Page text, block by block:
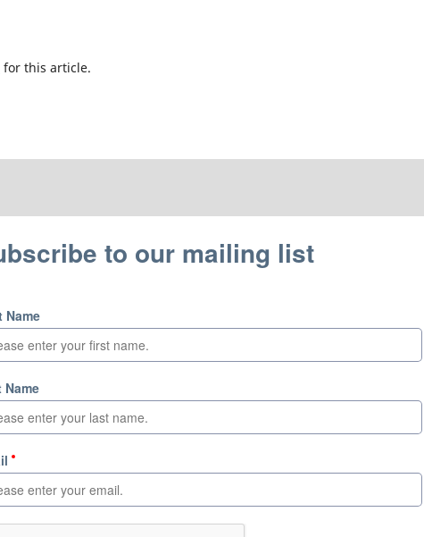
for this article.